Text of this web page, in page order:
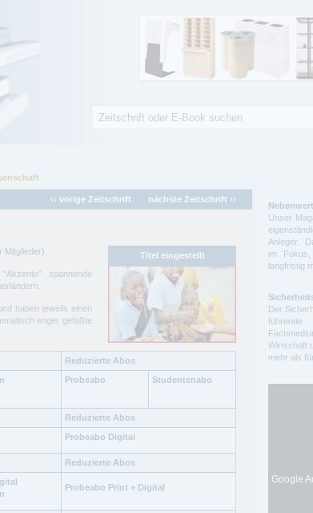
‹‹ vorige Zeitschrift nächste Zeitschrift ››
Mitglieder)
spannende
haben jeweils einen
enger gefaßte
Reduzierte Abos
Probeabo
Studentenabo
Reduzierte Abos
Probeabo Digital
Reduzierte Abos
Probeabo Print + Digital
Unser
Anleger.
im
langfristig
Der
führende
Wirtschaft
mehr als
Google